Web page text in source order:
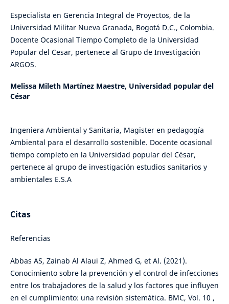
Especialista en Gerencia Integral de Proyectos, de la
Universidad Militar Nueva Granada, Bogotá D.C., Colombia.
Docente Ocasional Tiempo Completo de la Universidad
Popular del Cesar, pertenece al Grupo de Investigación
ARGOS.
Melissa Mileth Martínez Maestre, Universidad popular del
César
Ingeniera Ambiental y Sanitaria, Magister en pedagogía
Ambiental para el desarrollo sostenible. Docente ocasional
tiempo completo en la Universidad popular del César,
pertenece al grupo de investigación estudios sanitarios y
ambientales E.S.A
Citas
Referencias
Abbas AS, Zainab Al Alaui Z, Ahmed G, et Al. (2021).
Conocimiento sobre la prevención y el control de infecciones
entre los trabajadores de la salud y los factores que influyen
en el cumplimiento: una revisión sistemática. BMC, Vol. 10 ,